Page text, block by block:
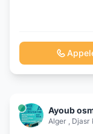
Ayoub
Alger , Djasr